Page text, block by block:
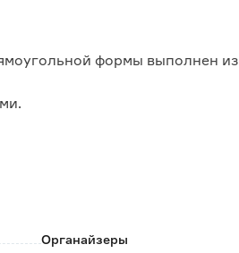
формы выполнен из
Органайзеры